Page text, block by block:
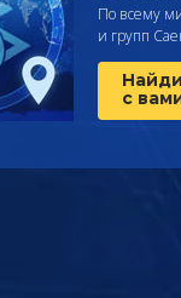
По всему
и групп
с